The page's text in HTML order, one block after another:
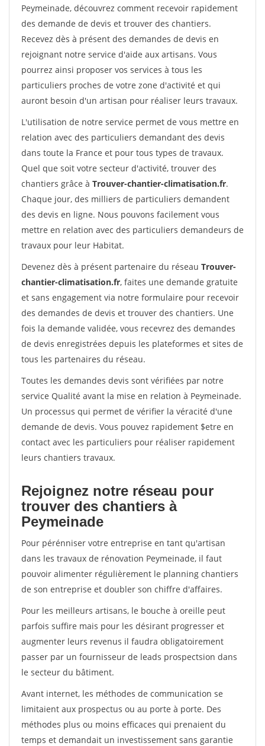
Peymeinade, découvrez comment recevoir rapidement
des demande de devis et trouver des chantiers.
Recevez dès à présent des demandes de devis en
rejoignant notre service d'aide aux artisans. Vous
pourrez ainsi proposer vos services à tous les
particuliers proches de votre zone d'activité et qui
auront besoin d'un artisan pour réaliser leurs travaux.
L'utilisation de notre service permet de vous mettre en
relation avec des particuliers demandant des devis
dans toute la France et pour tous types de travaux.
Quel que soit votre secteur d'activité, trouver des
chantiers grâce à Trouver-chantier-climatisation.fr.
Chaque jour, des milliers de particuliers demandent
des devis en ligne. Nous pouvons facilement vous
mettre en relation avec des particuliers demandeurs de
travaux pour leur Habitat.
Devenez dès à présent partenaire du réseau Trouver-
chantier-climatisation.fr, faites une demande gratuite
et sans engagement via notre formulaire pour recevoir
des demandes de devis et trouver des chantiers. Une
fois la demande validée, vous recevrez des demandes
de devis enregistrées depuis les plateformes et sites de
tous les partenaires du réseau.
Toutes les demandes devis sont vérifiées par notre
service Qualité avant la mise en relation à Peymeinade.
Un processus qui permet de vérifier la véracité d'une
demande de devis. Vous pouvez rapidement $etre en
contact avec les particuliers pour réaliser rapidement
leurs chantiers travaux.
Rejoignez notre réseau pour
trouver des chantiers à
Peymeinade
Pour pérénniser votre entreprise en tant qu'artisan
dans les travaux de rénovation Peymeinade, il faut
pouvoir alimenter régulièrement le planning chantiers
de son entreprise et doubler son chiffre d'affaires.
Pour les meilleurs artisans, le bouche à oreille peut
parfois suffire mais pour les désirant progresser et
augmenter leurs revenus il faudra obligatoirement
passer par un fournisseur de leads prospectsion dans
le secteur du bâtiment.
Avant internet, les méthodes de communication se
limitaient aux prospectus ou au porte à porte. Des
méthodes plus ou moins efficaces qui prenaient du
temps et demandait un investissement sans garantie